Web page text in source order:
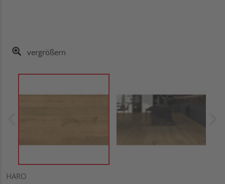
vergrößern
HARO